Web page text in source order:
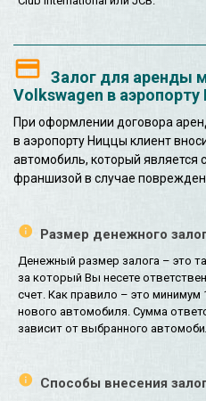
Залог для аренды
Volkswagen в
При оформлении договора
в аэропорту Ниццы клиент
автомобиль, который является
франшизой в случае
Размер денежного
Денежный размер залога – это
за который Вы несете
счет. Как правило – это минимум
нового автомобиля. Сумма
зависит от выбранного
Способы внесения